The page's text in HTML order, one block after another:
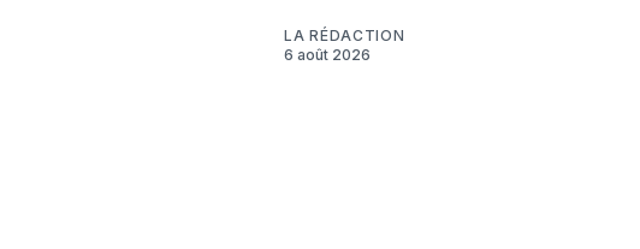
LA RÉDACTION
6 août 2026